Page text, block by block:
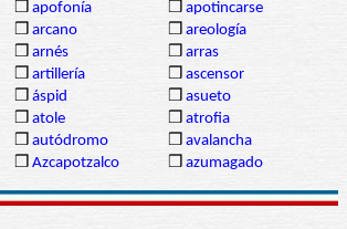
❒ apofonía ❒ apotincarse
❒ arcano ❒ areología
❒ arnés ❒ arras
❒ artillería ❒ ascensor
❒ áspid ❒ asueto
❒ atole ❒ atrofia
❒ autódromo ❒ avalancha
❒ Azcapotzalco ❒ azumagado